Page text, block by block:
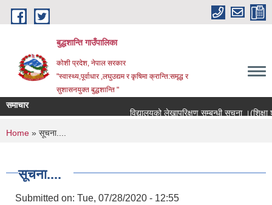
Skip to main content
बुद्धशान्ति गाउँपालिका
कोशी प्रदेश, नेपाल सरकार
"स्वास्थ्य,पूर्वाधार ,लघुउद्यम र कृषिमा क्रान्ति:समृद्ध र
सुशासनयुक्त बुद्धशान्ति "
समाचार
विद्यालयको लेखापरिक्षण सम्बन्धी सूचना ।(शिक्षा
You are here
Home » सूचना....
सूचना....
Submitted on: Tue, 07/28/2020 - 12:55